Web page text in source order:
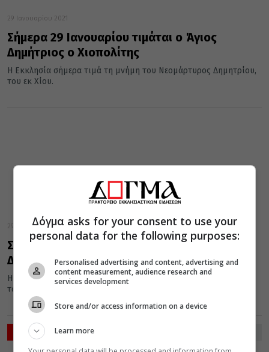
29 Ιανουαρίου 2021
Σήμερα 29 Ιανουαρίου τιμάται ο Άγιος
Δημήτριος ο Χιοπολίτης
Η Εκκλησία σήμερα τιμά τη μνήμη του Νεομάρτυρος Δημητρίου,
του εκ Χίου.
29 Ιανουαρίου 2016
Σήμερα 29 Ιανουαρίου εορτάζει ο Άγιος
Δημήτριος ο Χιοπολίτης
Η Εκκλησία σήμερα τιμά τη μνήμη του Νεομάρτυρος Δημητρίου,
του εκ Χίου.
ΡΟΗ ΕΙΔΗΣΕΩΝ
Δόγμα asks for your consent to use your
personal data for the following purposes:
Personalised advertising and content, advertising and
content measurement, audience research and
services development
Store and/or access information on a device
Learn more